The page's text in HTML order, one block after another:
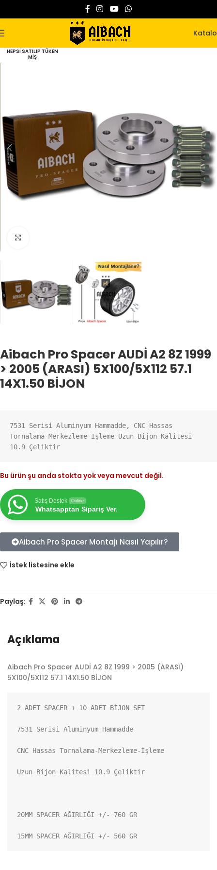
HEPSI SATILIP TÜKEN
MIŞ
Aibach Pro Spacer AUDİ A2 8Z 1999
> 2005 (ARASI) 5X100/5X112 57.1
14X1.50 BİJON
7531 Serisi Aluminyum Hammadde, CNC Hassas
Tornalama-Merkezleme-İşleme Uzun Bijon Kalitesi
10.9 Çeliktir
Bu ürün şu anda stokta yok veya mevcut değil.
Satış Destek Online
Whatsapptan Sipariş Ver.
Aibach Pro Spacer Montajı Nasıl Yapılır?
İstek listesine ekle
Paylaş:
Açıklama
Aibach Pro Spacer AUDİ A2 8Z 1999 > 2005 (ARASI)
5X100/5X112 57.1 14X1.50 BİJON
2 ADET SPACER + 10 ADET BİJON SET
7531 Serisi Aluminyum Hammadde
CNC Hassas Tornalama-Merkezleme-İşleme
Uzun Bijon Kalitesi 10.9 Çeliktir
20MM SPACER AĞIRLIĞI +/- 760 GR
15MM SPACER AĞIRLIĞI +/- 560 GR